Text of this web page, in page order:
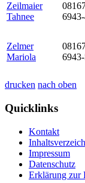
Zeilmaier
Tahnee
6943-
Zelmer
Mariola
drucken nach oben
Quicklinks
Kontakt
Impressum
Datenschutz
Erklärung zur